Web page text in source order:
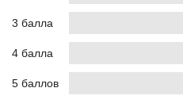
3 балла
4 балла
5 баллов